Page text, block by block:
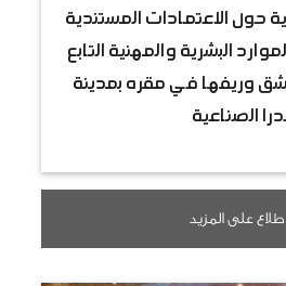
حول الاعتمادات المستندية
البشرية والمهنية التابع
وريفها في مقره بمدينة
الصناعية
على المزيد